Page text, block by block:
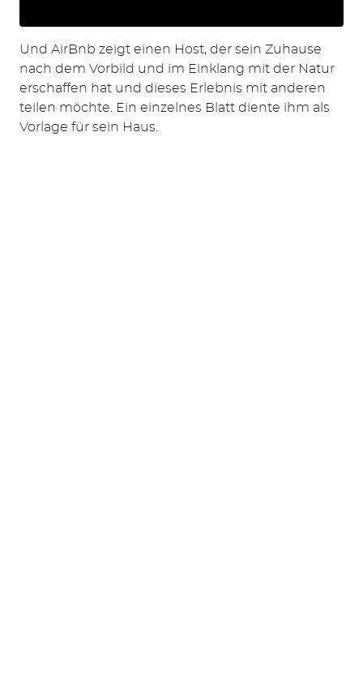
Und AirBnb zeigt einen Host, der sein Zuhause
nach dem Vorbild und im Einklang mit der Natur
erschaffen hat und dieses Erlebnis mit anderen
teilen möchte. Ein einzelnes Blatt diente ihm als
Vorlage für sein Haus.